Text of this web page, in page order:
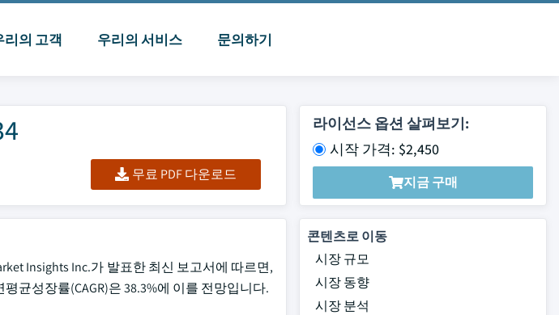
리의 고객 우리의 서비스 문의하기
무료 PDF 다운로드
라이선스 옵션 살펴보기:
시작 가격: $2,450
지금 구매
Insights Inc.가 발표한 최신 보고서에 따르면,
균성장률(CAGR)은 38.3%에 이를 전망입니다.
콘텐츠로 이동
시장 규모
시장 동향
시장 분석